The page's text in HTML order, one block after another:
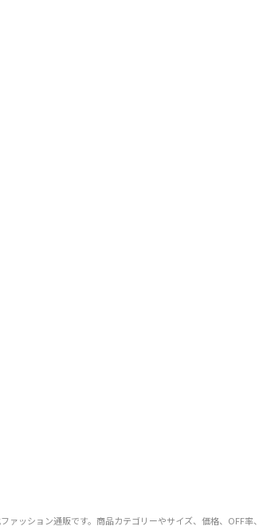
ッション通販です。商品カテゴリーやサイズ、価格、OFF率